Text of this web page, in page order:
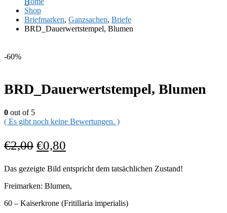
Shop
Briefmarken, Ganzsachen, Briefe
BRD_Dauerwertstempel, Blumen
-60%
BRD_Dauerwertstempel, Blumen
0 out of 5
( Es gibt noch keine Bewertungen. )
€2,00 €0,80
Das gezeigte Bild entspricht dem tatsächlichen Zustand!
Freimarken: Blumen,
60 – Kaiserkrone (Fritillaria imperialis)